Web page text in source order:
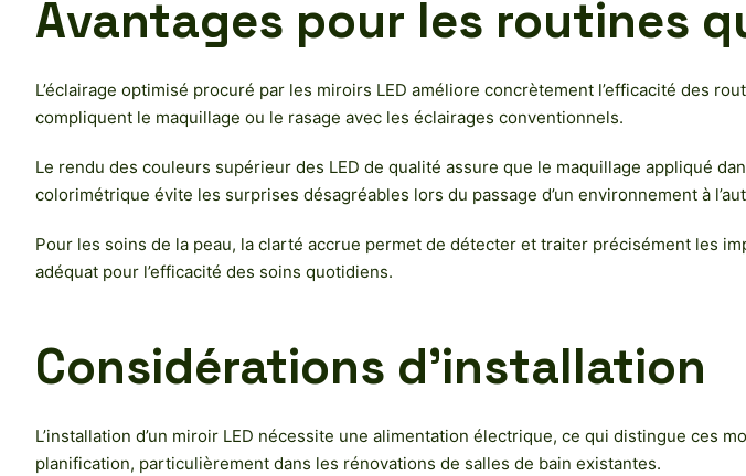
Avantages pour les routines
L’éclairage optimisé procuré par les miroirs LED améliore concrètement l’efficacité des
compliquent le maquillage ou le rasage avec les éclairages conventionnels.
Le rendu des couleurs supérieur des LED de qualité assure que le maquillage appliqué
colorimétrique évite les surprises désagréables lors du passage d’un environnement à
Pour les soins de la peau, la clarté accrue permet de détecter et traiter précisément les
adéquat pour l’efficacité des soins quotidiens.
Considérations d’installation
L’installation d’un miroir LED nécessite une alimentation électrique, ce qui distingue ces
planification, particulièrement dans les rénovations de salles de bain existantes.